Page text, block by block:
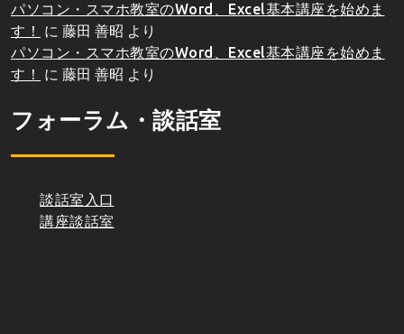
パソコン・スマホ教室のWord、Excel基本講座を始めま
す！
に 藤田 善昭 より
パソコン・スマホ教室のWord、Excel基本講座を始めま
す！
に 藤田 善昭 より
フォーラム・談話室
談話室入口
講座談話室